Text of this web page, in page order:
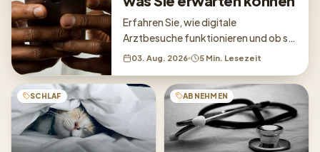
Erfahren Sie, wie digitale
Arztbesuche funktionieren und ob sie
für Ihre Gesundheitsbedürfnisse
03. Aug. 2026 5 Min. Lesezeit
SCHLAF ABNEHMEN